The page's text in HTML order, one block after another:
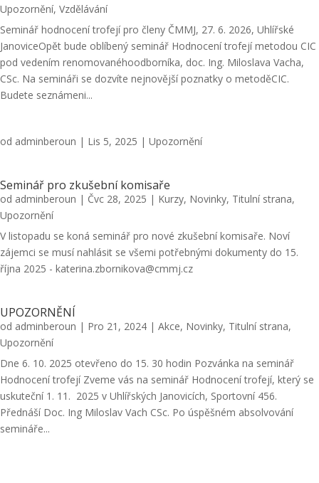
Upozornění, Vzdělávání
Seminář hodnocení trofejí pro členy ČMMJ, 27. 6. 2026, Uhlířské
JanoviceOpět bude oblíbený seminář Hodnocení trofejí metodou CIC
pod vedením renomovanéhoodborníka, doc. Ing. Miloslava Vacha,
CSc. Na semináři se dozvíte nejnovější poznatky o metoděCIC.
Budete seznámeni...
od adminberoun | Lis 5, 2025 | Upozornění
Seminář pro zkušební komisaře
od adminberoun | Čvc 28, 2025 | Kurzy, Novinky, Titulní strana,
Upozornění
V listopadu se koná seminář pro nové zkušební komisaře. Noví
zájemci se musí nahlásit se všemi potřebnými dokumenty do 15.
října 2025 - katerina.zbornikova@cmmj.cz
UPOZORNĚNÍ
od adminberoun | Pro 21, 2024 | Akce, Novinky, Titulní strana,
Upozornění
Dne 6. 10. 2025 otevřeno do 15. 30 hodin Pozvánka na seminář
Hodnocení trofejí Zveme vás na seminář Hodnocení trofejí, který se
uskuteční 1. 11. 2025 v Uhlířských Janovicích, Sportovní 456.
Přednáší Doc. Ing Miloslav Vach CSc. Po úspěšném absolvování
semináře...